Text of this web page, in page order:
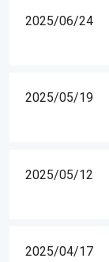
2025/06/24
2025/05/19
2025/05/12
2025/04/17